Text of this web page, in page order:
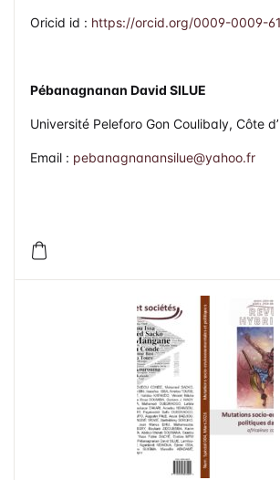
Oricid id : https://orcid.org/0009-0009-
Pébanagnanan David SILUE
Université Peleforo Gon Coulibaly, Côte
Email : pebanagnanansilue@yahoo.fr